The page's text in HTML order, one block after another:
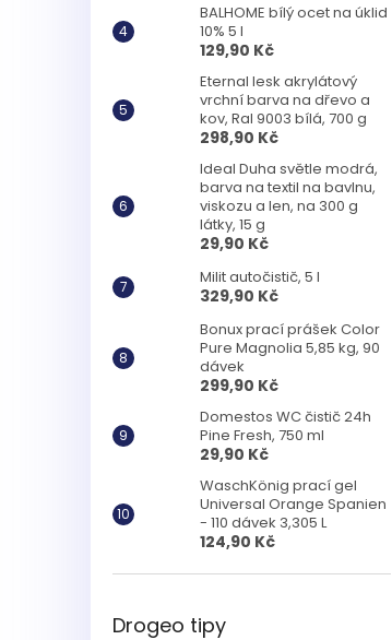
BALHOME bílý ocet na úklid
10% 5 l
129,90 Kč
Eternal lesk akrylátový
vrchní barva na dřevo a
kov, Ral 9003 bílá, 700 g
298,90 Kč
Ideal Duha světle modrá,
barva na textil na bavlnu,
viskozu a len, na 300 g
látky, 15 g
29,90 Kč
Milit autočistič, 5 l
329,90 Kč
Bonux prací prášek Color
Pure Magnolia 5,85 kg, 90
dávek
299,90 Kč
Domestos WC čistič 24h
Pine Fresh, 750 ml
29,90 Kč
WaschKönig prací gel
Universal Orange Spanien
- 110 dávek 3,305 L
124,90 Kč
Drogeo tipy